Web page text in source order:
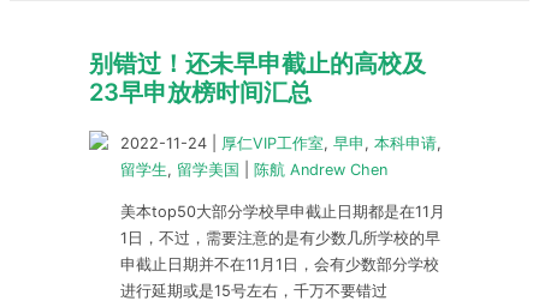
别错过！还未早申截止的高校及
23早申放榜时间汇总
2022-11-24 厚仁VIP工作室, 早申 , 本科申请,
留学生, 留学美国 陈航 Andrew Chen
美本top50大部分学校早申截止日期都是在11月
1日，不过，需要注意的是有少数几所学校的早
申截止日期并不在11月1日，会有少数部分学校
进行延期或是15号左右，千万不要错过